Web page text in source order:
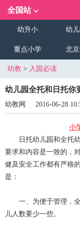
全国站
幼升小 幼
重点小学 北
幼教 > 入园必读
幼儿园全托和日托你
幼教网 2016-06-28
小
日托幼儿园和全托幼
要求和内容是一致的，
健及安全工作都有严格
是：
一、为便于管理，全
儿人数要少一些。